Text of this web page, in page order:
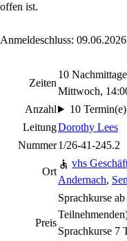
offen ist.
Anmeldeschluss: 09.06.2026
Zeiten
10
Mittwoch,
Anzahl
10 Termin(e)
LeitungDorothy Lees
Nummer1/26-41-245.2
Ort
vhs
Andernach,
Preis
Sprachkurse
Sprachkurse 7